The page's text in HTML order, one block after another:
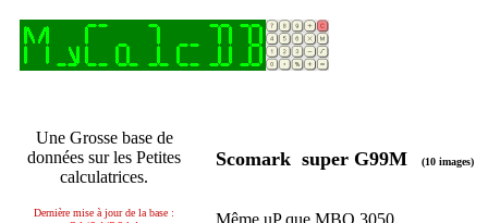
Une Grosse base de
données sur les Petites
calculatrices.
Dernière mise à jour de la base :
Scomark super G99M (10 images)
Même uP que MBO 3050.